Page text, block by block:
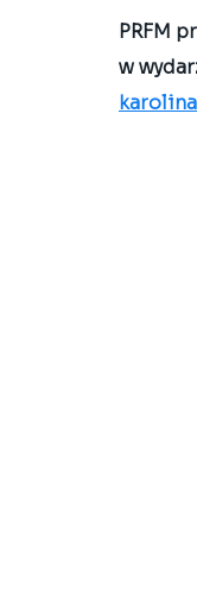
PRFM
w